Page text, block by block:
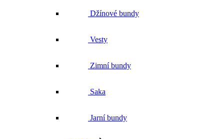
Džínové bundy
Vesty
Zimní bundy
Saka
Jarní bundy